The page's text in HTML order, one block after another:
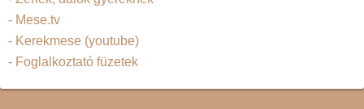
- Mese.tv
- Kerekmese (youtube)
- Foglalkoztató füzetek